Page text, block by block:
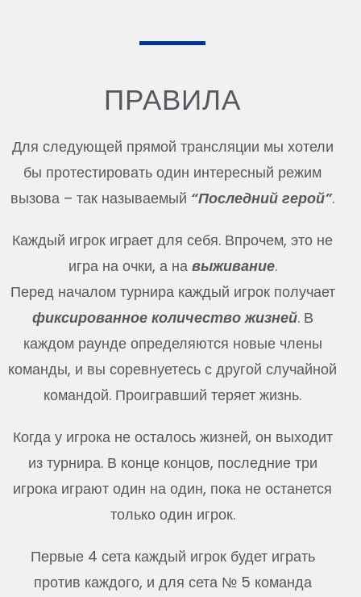
ПРАВИЛА
Для следующей прямой трансляции мы хотели
бы протестировать один интересный режим
вызова – так называемый “Последний герой”.
Каждый игрок играет для себя. Впрочем, это не
игра на очки, а на выживание.
Перед началом турнира каждый игрок получает
фиксированное количество жизней. В
каждом раунде определяются новые члены
команды, и вы соревнуетесь с другой случайной
командой. Проигравший теряет жизнь.
Когда у игрока не осталось жизней, он выходит
из турнира. В конце концов, последние три
игрока играют один на один, пока не останется
только один игрок.
Первые 4 сета каждый игрок будет играть
против каждого, и для сета № 5 команда